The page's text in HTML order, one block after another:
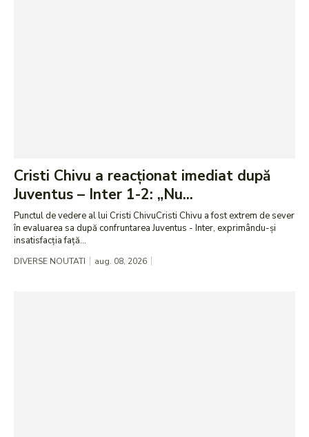
Cristi Chivu a reacționat imediat după
Juventus – Inter 1-2: „Nu...
Punctul de vedere al lui Cristi ChivuCristi Chivu a fost extrem de sever
în evaluarea sa după confruntarea Juventus - Inter, exprimându-și
insatisfacția față...
DIVERSE NOUTATI aug. 08, 2026